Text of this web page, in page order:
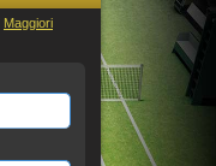
Maggiori